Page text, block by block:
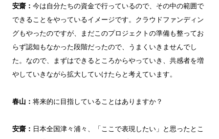
安齋： 今は自分たちの資金で行っているので、その中の範囲で
できることをやっているイメージです。クラウドファンディン
グもやったのですが、まだこのプロジェクトの準備も整ってお
らず認知もなかった段階だったので、うまくいきませんでし
た。なので、まずはできるところからやっていき、共感者を増
やしていきながら拡大していけたらと考えています。
春山： 将来的に目指していることはありますか？
安齋： 日本全国津々浦々、「ここで表現したい」と思ったとこ